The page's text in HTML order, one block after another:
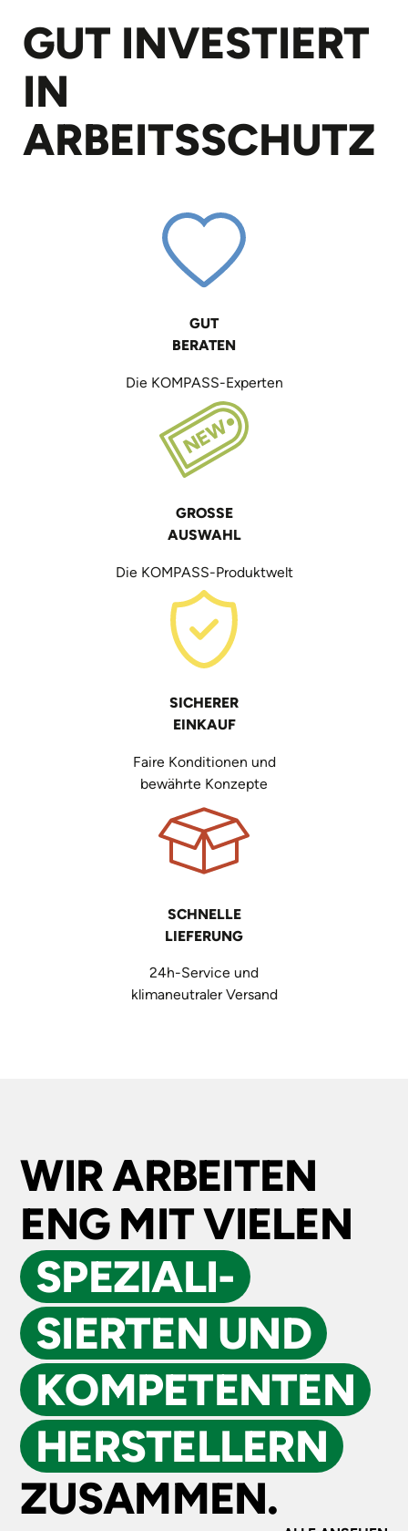
GUT INVESTIERT
IN
ARBEITS­SCHUTZ
GUT
BERATEN
Die KOMPASS-Experten
GROSSE
AUSWAHL
Die KOMPASS-Produktwelt
SICHERER
EINKAUF
Faire Konditionen und
bewährte Konzepte
SCHNELLE
LIEFERUNG
24h-Service und
klimaneutraler Versand
WIR ARBEITEN
ENG MIT VIELEN
SPEZIALI­
SIERTEN UND
KOMPE­TENTEN
HERSTELLERN
ZUSAMMEN.